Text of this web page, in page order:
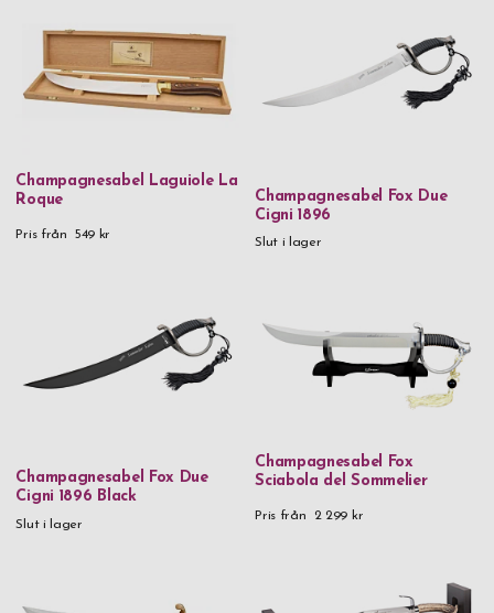
Champagnesabel Laguiole La
Roque
Pris från 549 kr
Champagnesabel Fox Due
Cigni 1896
Slut i lager
Champagnesabel Fox Due
Cigni 1896 Black
Slut i lager
Champagnesabel Fox
Sciabola del Sommelier
Pris från 2 299 kr